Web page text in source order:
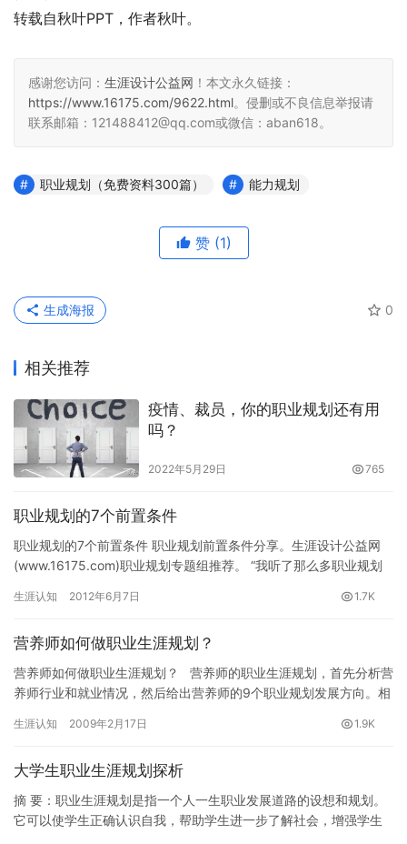
转载自秋叶PPT，作者秋叶。
感谢您访问： 生涯设计公益网 ！本文永久链接：
https://www.16175.com/9622.html。侵删或不良信息举报请
联系邮箱：121488412@qq.com或微信：aban618。
职业规划（免费资料300篇） 能力规划
赞 (1)
0
生成海报
相关推荐
疫情、裁员，你的职业规划还有用
吗？
2022年5月29日 765
职业规划的7个前置条件
职业规划的7个前置条件 职业规划前置条件分享。生涯设计公益网
(www.16175.com)职业规划专题组推荐。 “我听了那么多职业规划
生涯认知 2012年6月7日 1.7K
营养师如何做职业生涯规划？
营养师如何做职业生涯规划？ 营养师的职业生涯规划，首先分析营
养师行业和就业情况，然后给出营养师的9个职业规划发展方向。相
生涯认知 2009年2月17日 1.9K
大学生职业生涯规划探析
摘 要：职业生涯规划是指一个人一生职业发展道路的设想和规划。
它可以使学生正确认识自我，帮助学生进一步了解社会，增强学生